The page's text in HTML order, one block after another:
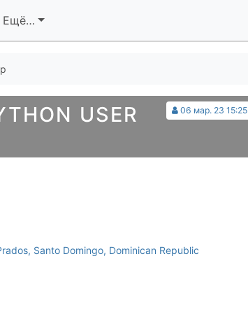
Ещё…
06 мар. 23 15:25
USER
Santo Domingo, Dominican Republic